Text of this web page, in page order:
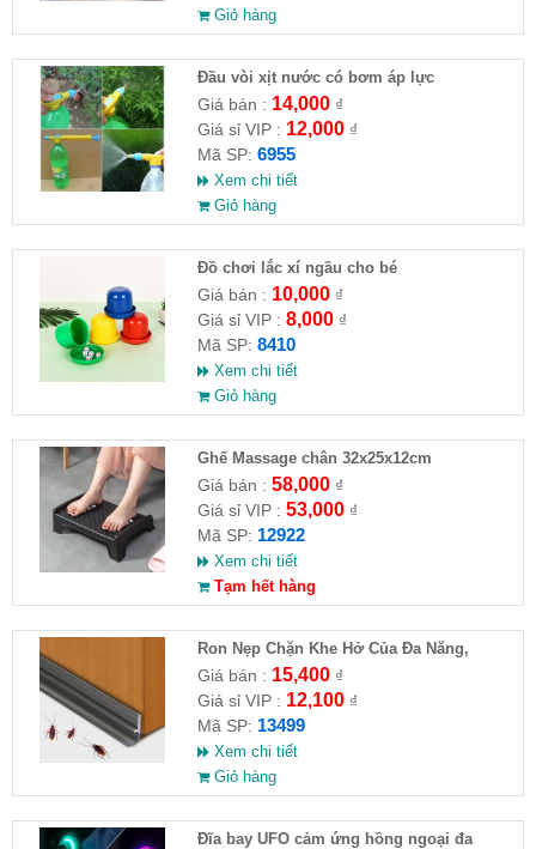
Giỏ hàng
Đầu vòi xịt nước có bơm áp lực
Giá bán : 14,000₫
Giá sỉ VIP : 12,000₫
Mã SP: 6955
Xem chi tiết
Giỏ hàng
Đồ chơi lắc xí ngầu cho bé
Giá bán : 10,000₫
Giá sỉ VIP : 8,000₫
Mã SP: 8410
Xem chi tiết
Giỏ hàng
Ghế Massage chân 32x25x12cm
Giá bán : 58,000₫
Giá sỉ VIP : 53,000₫
Mã SP: 12922
Xem chi tiết
Tạm hết hàng
Ron Nẹp Chặn Khe Hở Của Đa Năng,
Chống Côn Trùng( HĐ )
Giá bán : 15,400₫
Giá sỉ VIP : 12,100₫
Mã SP: 13499
Xem chi tiết
Giỏ hàng
Đĩa bay UFO cảm ứng hồng ngoại đa